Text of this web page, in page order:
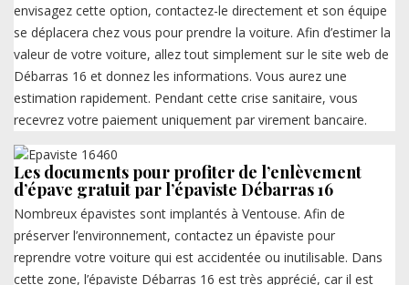
envisagez cette option, contactez-le directement et son équipe
se déplacera chez vous pour prendre la voiture. Afin d’estimer la
valeur de votre voiture, allez tout simplement sur le site web de
Débarras 16 et donnez les informations. Vous aurez une
estimation rapidement. Pendant cette crise sanitaire, vous
recevrez votre paiement uniquement par virement bancaire.
Les documents pour profiter de l’enlèvement
d’épave gratuit par l’épaviste Débarras 16
Nombreux épavistes sont implantés à Ventouse. Afin de
préserver l’environnement, contactez un épaviste pour
reprendre votre voiture qui est accidentée ou inutilisable. Dans
cette zone, l’épaviste Débarras 16 est très apprécié, car il est